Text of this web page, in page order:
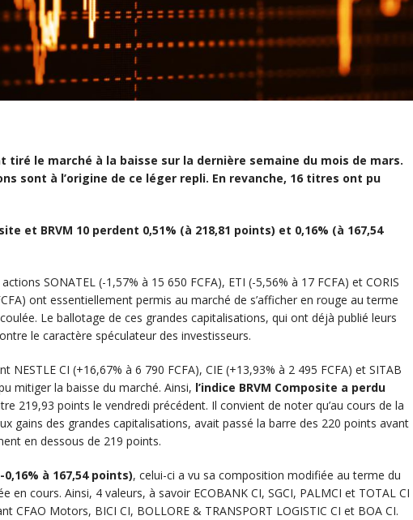
tiré le marché à la baisse sur la dernière semaine du mois de mars.
sont à l’origine de ce léger repli. En revanche, 16 titres ont pu
et BRVM 10 perdent 0,51% (à 218,81 points) et 0,16% (à 167,54
SONATEL (-1,57% à 15 650 FCFA), ETI (-5,56% à 17 FCFA) et CORIS
ont essentiellement permis au marché de s’afficher en rouge au terme
Le ballotage de ces grandes capitalisations, qui ont déjà publié leurs
le caractère spéculateur des investisseurs.
NESTLE CI (+16,67% à 6 790 FCFA), CIE (+13,93% à 2 495 FCFA) et SITAB
mitiger la baisse du marché. Ainsi, l’indice BRVM Composite a perdu
219,93 points le vendredi précédent. Il convient de noter qu’au cours de la
gains des grandes capitalisations, avait passé la barre des 220 points avant
en dessous de 219 points.
0,16% à 167,54 points), celui-ci a vu sa composition modifiée au terme du
en cours. Ainsi, 4 valeurs, à savoir ECOBANK CI, SGCI, PALMCI et TOTAL CI
CFAO Motors, BICI CI, BOLLORE & TRANSPORT LOGISTIC CI et BOA CI.